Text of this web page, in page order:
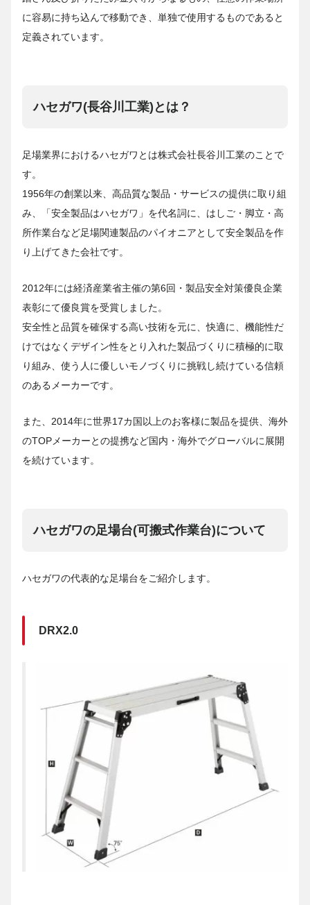
に容易に持ち込んで移動でき、単独で使用するものであると
定義されています。
ハセガワ(長谷川工業)とは？
足場業界におけるハセガワとは株式会社長谷川工業のことで
す。
1956年の創業以来、高品質な製品・サービスの提供に取り組
み、「安全製品はハセガワ」を代名詞に、はしご・脚立・高
所作業台など足場関連製品のパイオニアとして安全製品を作
り上げてきた会社です。
2012年には経済産業省主催の第6回・製品安全対策優良企業
表彰にて優良賞を受賞しました。
安全性と品質を確保する高い技術を元に、快適に、機能性だ
けではなくデザイン性をとり入れた製品づくりに積極的に取
り組み、使う人に優しいモノづくりに挑戦し続けている信頼
のあるメーカーです。
また、2014年に世界17カ国以上のお客様に製品を提供、海外
のTOPメーカーとの提携など国内・海外でグローバルに展開
を続けています。
ハセガワの足場台(可搬式作業台)について
ハセガワの代表的な足場台をご紹介します。
DRX2.0